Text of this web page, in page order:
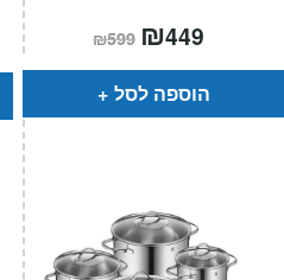
₪599 המחיר
המקורי
היה:
₪599.
₪449
הוא:
הוספה לסל